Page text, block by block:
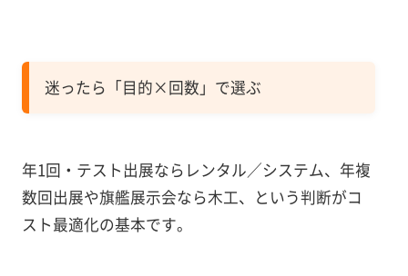
迷ったら「目的×回数」で選ぶ
年1回・テスト出展ならレンタル／システム、年複
数回出展や旗艦展示会なら木工、という判断がコ
スト最適化の基本です。